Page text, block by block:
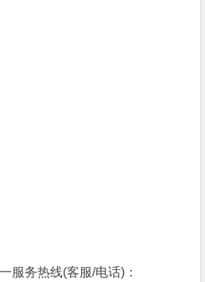
服务热线(客服/电话)：